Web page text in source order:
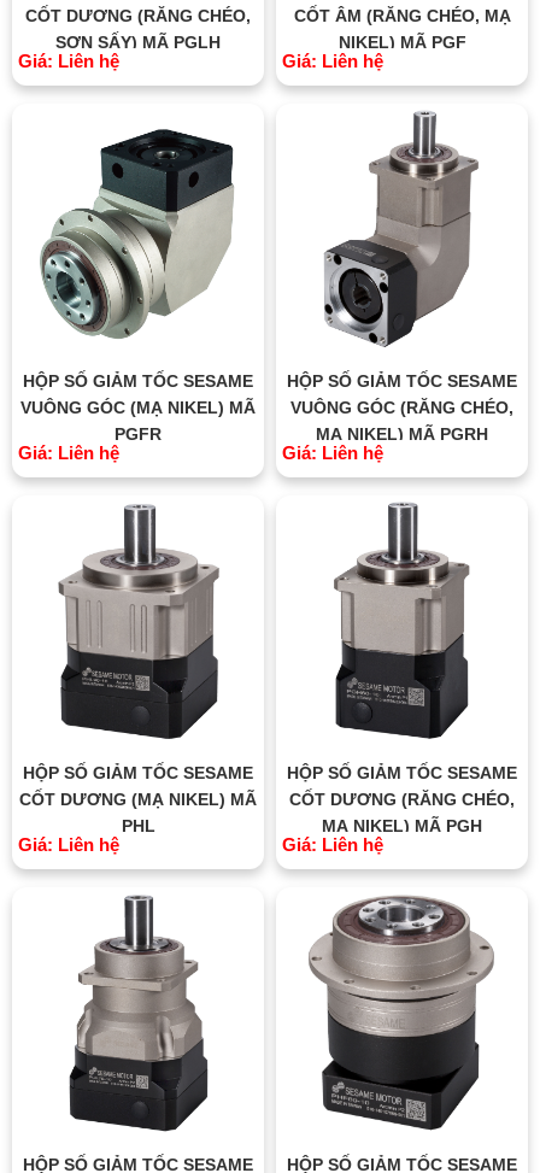
CỐT DƯƠNG (RĂNG CHÉO,
SƠN SẤY) MÃ PGLH
Giá: Liên hệ
CỐT ÂM (RĂNG CHÉO, MẠ
NIKEL) MÃ PGF
Giá: Liên hệ
HỘP SỐ GIẢM TỐC SESAME
VUÔNG GÓC (MẠ NIKEL) MÃ
PGFR
Giá: Liên hệ
HỘP SỐ GIẢM TỐC SESAME
VUÔNG GÓC (RĂNG CHÉO,
MẠ NIKEL) MÃ PGRH
Giá: Liên hệ
HỘP SỐ GIẢM TỐC SESAME
CỐT DƯƠNG (MẠ NIKEL) MÃ
PHL
Giá: Liên hệ
HỘP SỐ GIẢM TỐC SESAME
CỐT DƯƠNG (RĂNG CHÉO,
MẠ NIKEL) MÃ PGH
Giá: Liên hệ
HỘP SỐ GIẢM TỐC SESAME
HỘP SỐ GIẢM TỐC SESAME